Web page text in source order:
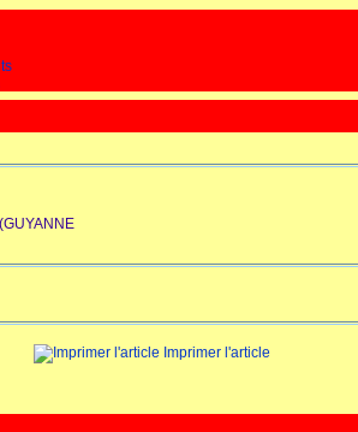
Imprimer l'article